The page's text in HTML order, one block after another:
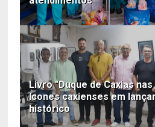
Livro "Duque de Caxias
ícones caxienses em
histórico